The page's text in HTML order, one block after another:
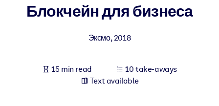
For Corporate Libraries
Блокчейн для бизнеса
Эксмо,2018
15 min read
10 take-aways
Text available